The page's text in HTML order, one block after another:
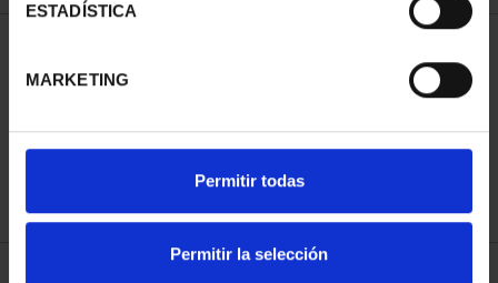
ESTADÍSTICA
MARKETING
Permitir todas
Permitir la selección
REFINAR